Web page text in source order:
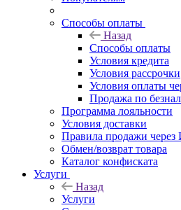
Способы оплаты
Назад
Способы оплаты
Условия кредита
Условия рассрочки
Условия оплаты
Продажа по
Программа лояльности
Условия доставки
Правила продажи через
Обмен/возврат товара
Каталог конфиската
Услуги
Назад
Услуги